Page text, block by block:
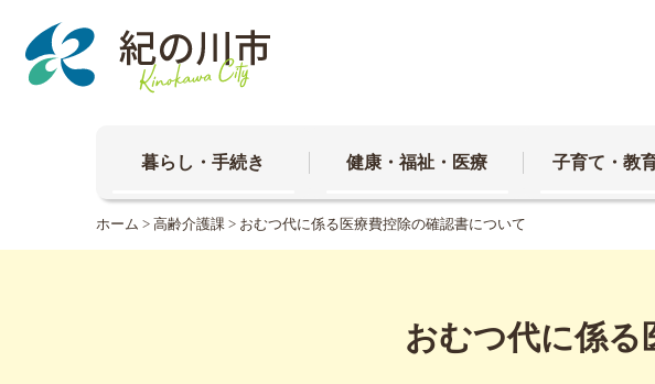
暮らし・手続き 健康・福祉・医療 子育て・教
ホーム > 高齢介護課 > おむつ代に係る医療費控除の確認書について
おむつ代に係る